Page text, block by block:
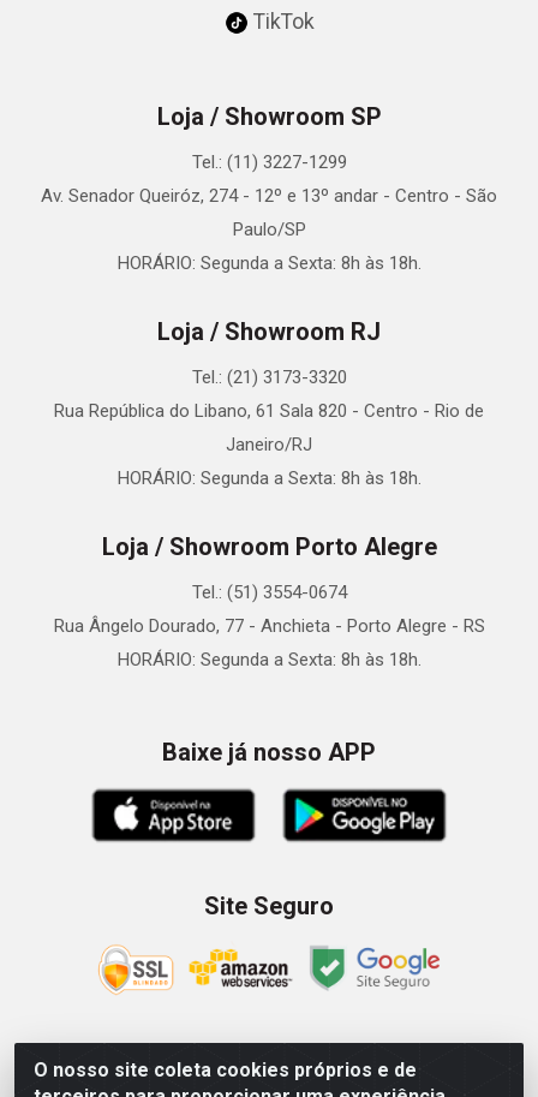
O nosso site coleta cookies próprios e de
TikTok
Loja / Showroom SP
Tel.: (11) 3227-1299
Av. Senador Queiróz, 274 - 12º e 13º andar - Centro - São
Paulo/SP
HORÁRIO: Segunda a Sexta: 8h às 18h.
Loja / Showroom RJ
Tel.: (21) 3173-3320
Rua República do Libano, 61 Sala 820 - Centro - Rio de
Janeiro/RJ
HORÁRIO: Segunda a Sexta: 8h às 18h.
Loja / Showroom Porto Alegre
Tel.: (51) 3554-0674
Rua Ângelo Dourado, 77 - Anchieta - Porto Alegre - RS
HORÁRIO: Segunda a Sexta: 8h às 18h.
Baixe já nosso APP
Site Seguro
Zein Importação e Comércio LTDA - Av. Senador Queiróz, 274